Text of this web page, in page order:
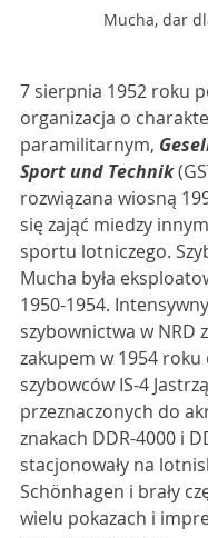
Mucha, dar
7 sierpnia 1952 roku
organizacja o
paramilitarnym,
Sport und Technik
rozwiązana wiosną
się zająć miedzy
sportu lotniczego.
Mucha była
1950-1954.
szybownictwa w NRD
zakupem w 1954 roku
szybowców IS-4
przeznaczonych do
znakach DDR-4000 i
stacjonowały na
Schönhagen i brały
wielu pokazach i